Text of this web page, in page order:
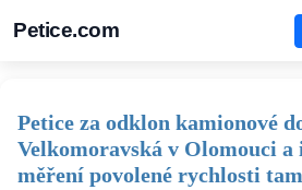
Petice.com
Petice za odklon kamionové
Velkomoravská v Olomouci
měření povolené rychlosti